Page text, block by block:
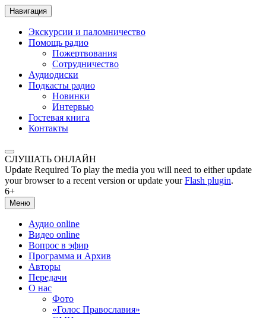
Навигация
Экскурсии и паломничество
Помощь радио
Пожертвования
Сотрудничество
Аудиодиски
Подкасты радио
Новинки
Интервью
Гостевая книга
Контакты
СЛУШАТЬ ОНЛАЙН
Update Required To play the media you will need to either update
your browser to a recent version or update yourFlash plugin.
6+
Меню
Аудио online
Видео online
Вопрос в эфир
Программа и Архив
Авторы
Передачи
О нас
Фото
«Голос Православия»